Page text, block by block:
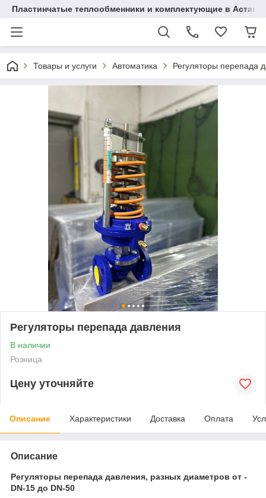
Пластинчатые теплообменники и комплектующие в Астане
Товары и услуги Автоматика Регуляторы перепада
Регуляторы перепада давления
В наличии
Розница
Цену уточняйте
Описание Характеристики Доставка Оплата
Описание
Регуляторы перепада давления, разных диаметров от -
DN-15 до DN-50